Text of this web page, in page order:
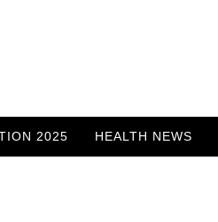
2025 HEALTH NEWS